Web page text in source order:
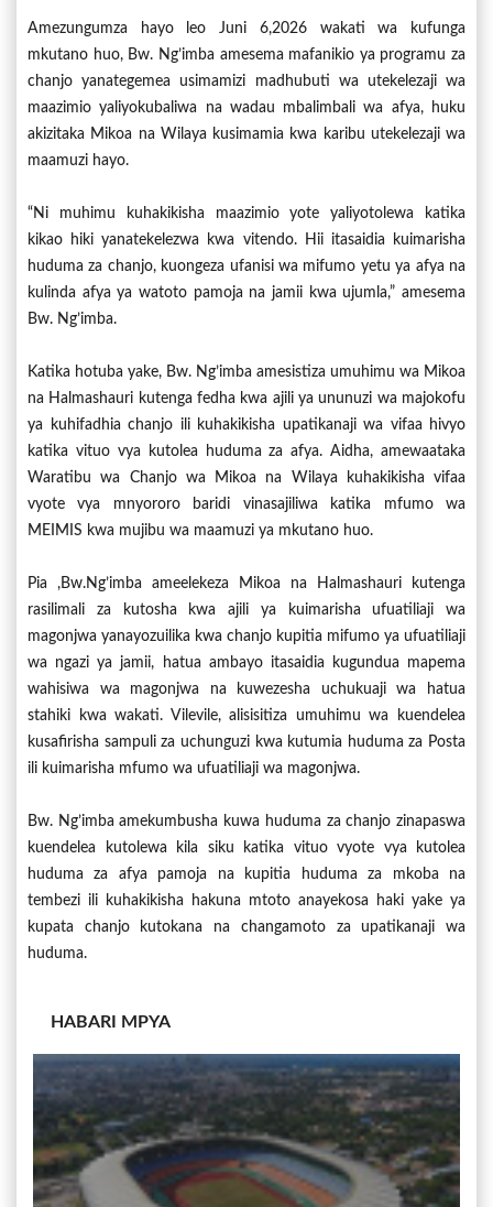
Amezungumza hayo leo Juni 6,2026 wakati wa kufunga
mkutano huo, Bw. Ng’imba amesema mafanikio ya programu za
chanjo yanategemea usimamizi madhubuti wa utekelezaji wa
maazimio yaliyokubaliwa na wadau mbalimbali wa afya, huku
akizitaka Mikoa na Wilaya kusimamia kwa karibu utekelezaji wa
maamuzi hayo.
“Ni muhimu kuhakikisha maazimio yote yaliyotolewa katika
kikao hiki yanatekelezwa kwa vitendo. Hii itasaidia kuimarisha
huduma za chanjo, kuongeza ufanisi wa mifumo yetu ya afya na
kulinda afya ya watoto pamoja na jamii kwa ujumla,” amesema
Bw. Ng’imba.
Katika hotuba yake, Bw. Ng’imba amesistiza umuhimu wa Mikoa
na Halmashauri kutenga fedha kwa ajili ya ununuzi wa majokofu
ya kuhifadhia chanjo ili kuhakikisha upatikanaji wa vifaa hivyo
katika vituo vya kutolea huduma za afya. Aidha, amewaataka
Waratibu wa Chanjo wa Mikoa na Wilaya kuhakikisha vifaa
vyote vya mnyororo baridi vinasajiliwa katika mfumo wa
MEIMIS kwa mujibu wa maamuzi ya mkutano huo.
Pia ,Bw.Ng’imba ameelekeza Mikoa na Halmashauri kutenga
rasilimali za kutosha kwa ajili ya kuimarisha ufuatiliaji wa
magonjwa yanayozuilika kwa chanjo kupitia mifumo ya ufuatiliaji
wa ngazi ya jamii, hatua ambayo itasaidia kugundua mapema
wahisiwa wa magonjwa na kuwezesha uchukuaji wa hatua
stahiki kwa wakati. Vilevile, alisisitiza umuhimu wa kuendelea
kusafirisha sampuli za uchunguzi kwa kutumia huduma za Posta
ili kuimarisha mfumo wa ufuatiliaji wa magonjwa.
Bw. Ng’imba amekumbusha kuwa huduma za chanjo zinapaswa
kuendelea kutolewa kila siku katika vituo vyote vya kutolea
huduma za afya pamoja na kupitia huduma za mkoba na
tembezi ili kuhakikisha hakuna mtoto anayekosa haki yake ya
kupata chanjo kutokana na changamoto za upatikanaji wa
huduma.
HABARI MPYA